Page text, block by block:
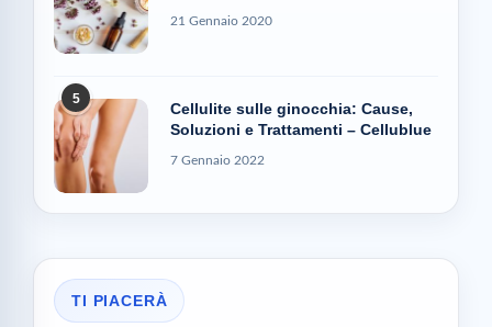
21 Gennaio 2020
5
Cellulite sulle ginocchia: Cause,
Soluzioni e Trattamenti – Cellublue
7 Gennaio 2022
TI PIACERÀ